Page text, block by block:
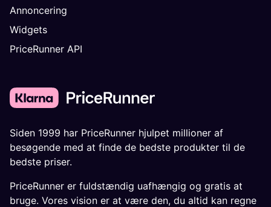
Annoncering
Widgets
PriceRunner API
Siden 1999 har PriceRunner hjulpet millioner af
besøgende med at finde de bedste produkter til de
bedste priser.
PriceRunner er fuldstændig uafhængig og gratis at
bruge. Vores vision er at være den, du altid kan regne